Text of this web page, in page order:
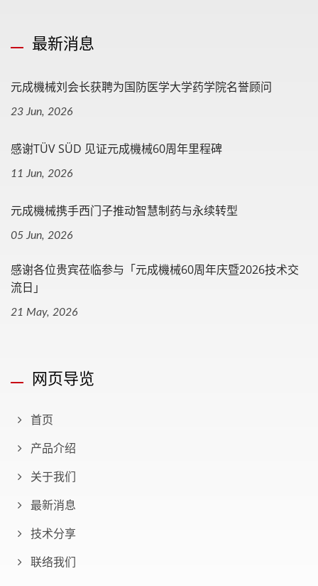
最新消息
元成機械刘会长获聘为国防医学大学药学院名誉顾问
23 Jun, 2026
感谢TÜV SÜD 见证元成機械60周年里程碑
11 Jun, 2026
元成機械携手西门子推动智慧制药与永续转型
05 Jun, 2026
感谢各位贵宾莅临参与「元成機械60周年庆暨2026技术交
流日」
21 May, 2026
网页导览
首页
产品介绍
关于我们
最新消息
技术分享
联络我们